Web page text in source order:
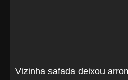
Vizinha safada deixou